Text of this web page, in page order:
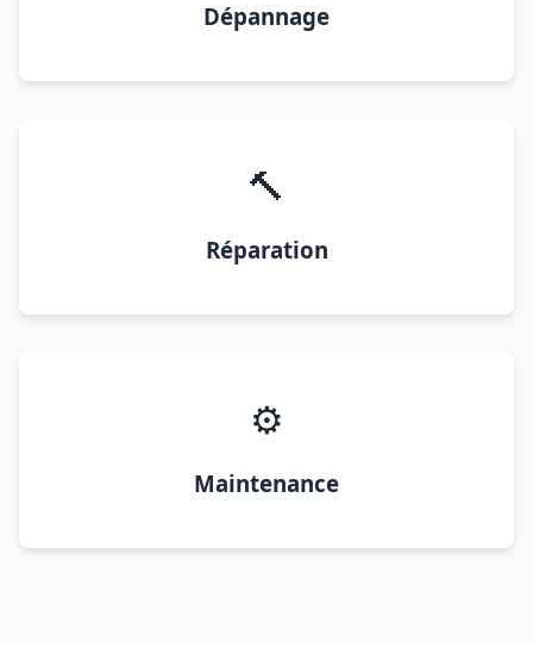
Dépannage
🔨
Réparation
⚙️
Maintenance